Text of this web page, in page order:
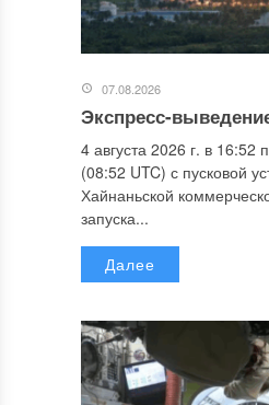
07.08.2026
Экспресс-
4 августа 2026 г. в 16:52
(08:52 UTC) с пусковой
Хайнаньской
запуска...
Далее